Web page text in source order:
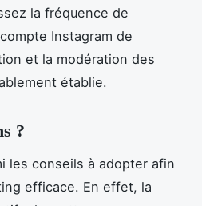
la fréquence de
Instagram de
et la modération des
établie.
?
les conseils à adopter afin
efficace. En effet, la